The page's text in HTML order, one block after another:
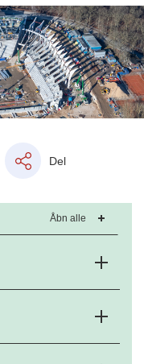
Del
Åbn alle